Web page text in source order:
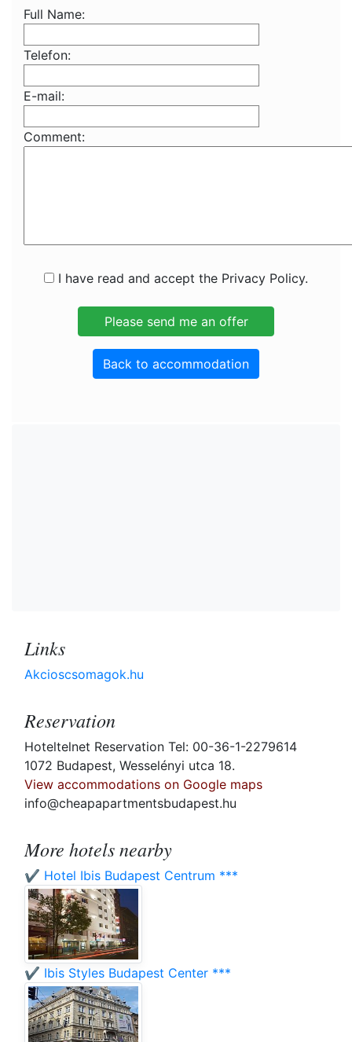
Full Name:
Telefon:
E-mail:
Comment:
I have read and accept the Privacy Policy.
Back to accommodation
Links
Akcioscsomagok.hu
Reservation
Hoteltelnet Reservation Tel: 00-36-1-2279614
1072 Budapest, Wesselényi utca 18.
View accommodations on Google maps
info@cheapapartmentsbudapest.hu
More hotels nearby
✔️ Hotel Ibis Budapest Centrum ***
✔️ Ibis Styles Budapest Center ***